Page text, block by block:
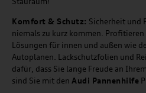
Komfort & Schutz: Sicherheit und
niemals zu kurz kommen. Profitieren
Lösungen für innen und außen wie
Autoplanen. Lackschutzfolien und
dafür, dass Sie lange Freude an
sind Sie mit den Audi Pannenhilfe